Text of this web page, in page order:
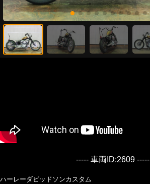
----- 車両ID:2609 -----
ハーレーダビッドソンカスタム